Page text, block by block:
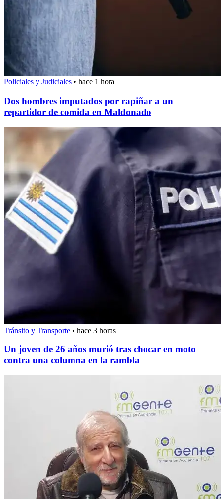
Policiales y Judiciales • hace 1 hora
Dos hombres imputados por rapiñar a un
repartidor de comida en Maldonado
Tránsito y Transporte • hace 3 horas
Un joven de 26 años murió tras chocar en moto
contra una columna en la rambla